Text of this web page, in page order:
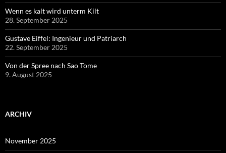
Wenn es kalt wird unterm Kilt
28. September 2025
Gustave Eiffel: Ingenieur und Patriarch
22. September 2025
Von der Spree nach Sao Tome
9. August 2025
ARCHIV
November 2025